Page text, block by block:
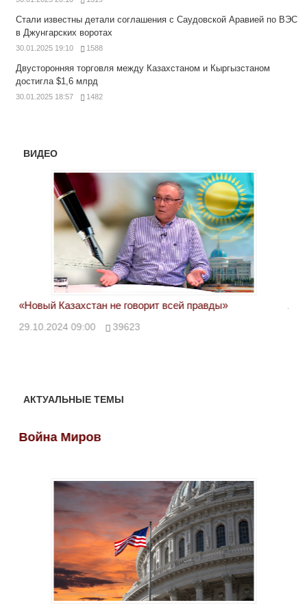
Стали известны детали соглашения с Саудовской Аравией по ВЭС
в Джунгарских воротах
30.01.2025 19:10 1588
Двусторонняя торговля между Казахстаном и Кыргызстаном
достигла $1,6 млрд
30.01.2025 18:57 1482
ВИДЕО
«Новый Казахстан не говорит всей правды»
29.10.2024 09:00 39623
АКТУАЛЬНЫЕ ТЕМЫ
Война Миров